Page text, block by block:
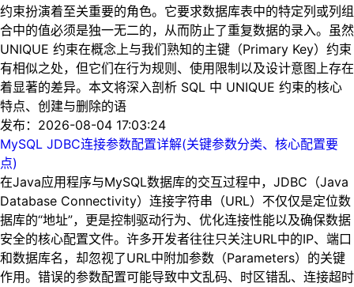
约束扮演着至关重要的角色。它要求数据库表中的特定列或列组
合中的值必须是独一无二的，从而防止了重复数据的录入。虽然
UNIQUE 约束在概念上与我们熟知的主键（Primary Key）约束
有相似之处，但它们在行为规则、使用限制以及设计意图上存在
着显著的差异。本文将深入剖析 SQL 中 UNIQUE 约束的核心
特点、创建与删除的语
发布：2026-08-04 17:03:24
MySQL JDBC连接参数配置详解(关键参数分类、核心配置要
点)
在Java应用程序与MySQL数据库的交互过程中，JDBC（Java
Database Connectivity）连接字符串（URL）不仅仅是定位数
据库的“地址”，更是控制驱动行为、优化连接性能以及确保数据
安全的核心配置文件。许多开发者往往只关注URL中的IP、端口
和数据库名，却忽视了URL中附加参数（Parameters）的关键
作用。错误的参数配置可能导致中文乱码、时区错乱、连接超时